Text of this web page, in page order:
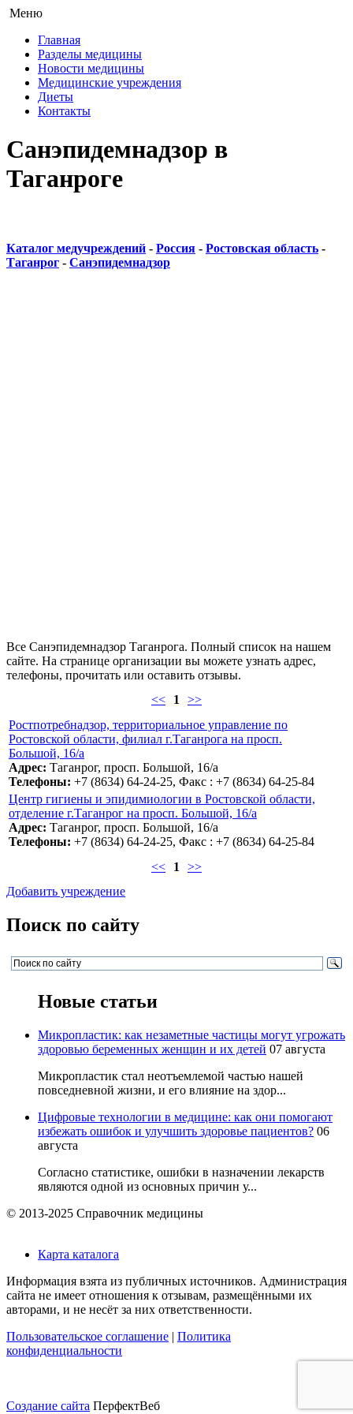
Меню
Главная
Разделы медицины
Новости медицины
Медицинские учреждения
Диеты
Контакты
Санэпидемнадзор в
Таганроге
Каталог медучреждений - Россия - Ростовская область -
Таганрог - Санэпидемнадзор
Все Санэпидемнадзор Таганрога. Полный список на нашем
сайте. На странице организации вы можете узнать адрес,
телефоны, прочитать или оставить отзывы.
<<
1 >>
Ростпотребнадзор, территориальное управление по
Ростовской области, филиал г.Таганрога на просп.
Большой, 16/а
Адрес: Таганрог, просп. Большой, 16/а
Телефоны: +7 (8634) 64-24-25, Факс : +7 (8634) 64-25-84
Центр гигиены и эпидимиологии в Ростовской области,
отделение г.Таганрог на просп. Большой, 16/а
Адрес: Таганрог, просп. Большой, 16/а
Телефоны: +7 (8634) 64-24-25, Факс : +7 (8634) 64-25-84
<<
1 >>
Добавить учреждение
Поиск по сайту
Новые статьи
Микропластик: как незаметные частицы могут угрожать
здоровью беременных женщин и их детей 07 августа
Микропластик стал неотъемлемой частью нашей
повседневной жизни, и его влияние на здор...
Цифровые технологии в медицине: как они помогают
избежать ошибок и улучшить здоровье пациентов? 06
августа
Согласно статистике, ошибки в назначении лекарств
являются одной из основных причин у...
© 2013-2025 Справочник медицины
Карта каталога
Информация взята из публичных источников. Администрация
сайта не имеет отношения к отзывам, размещёнными их
авторами, и не несёт за них ответственности.
Пользовательское соглашение | Политика
конфиденциальности
Создание сайта ПерфектВеб